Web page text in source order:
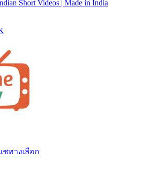
Short Videos | Made in India
ชทางเลือก